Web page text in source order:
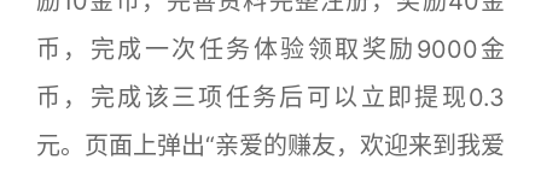
币，完成一次任务体验领取奖励9000金
币，完成该三项任务后可以立即提现0.3
元。页面上弹出“亲爱的赚友，欢迎来到我爱